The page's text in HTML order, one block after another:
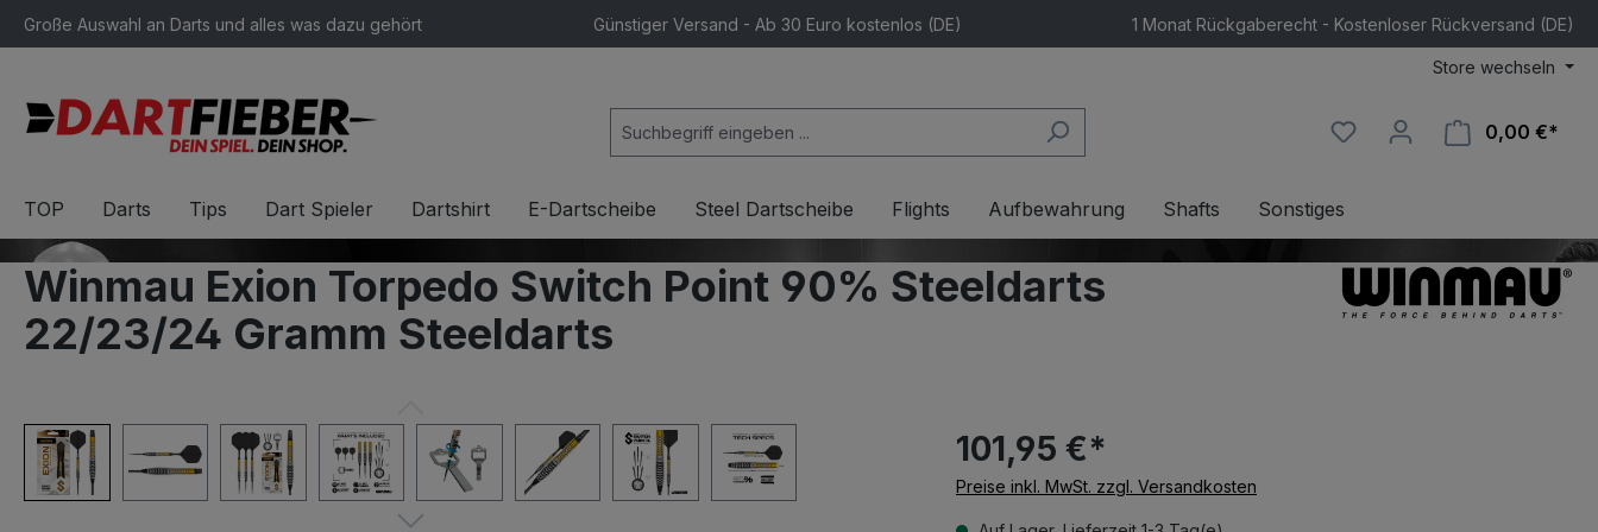
Zur Hauptnavigation springen
Große Auswahl an Darts und alles was dazu gehört Günstiger Versand - Ab 30 Euro kostenlos (DE) 1 Monat Rückgaberecht - Kostenloser Rückversand (DE)
Store wechseln
0,00 €*
TOP Darts Tips Dart Spieler Dartshirt E-Dartscheibe Steel Dartscheibe Flights Aufbewahrung Shafts Sonstiges
Winmau Exion Torpedo Switch Point 90% Steeldarts
22/23/24 Gramm Steeldarts
Bildergalerie überspringen 101,95 €*
Preise inkl. MwSt. zzgl. Versandkosten